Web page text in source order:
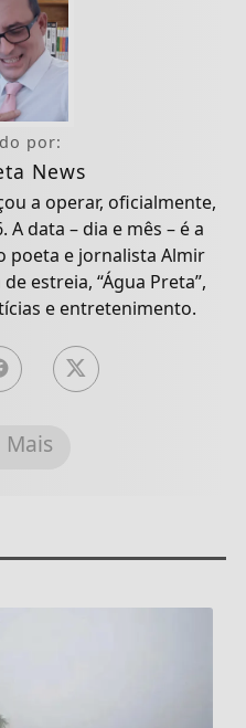
por:
News
a operar, oficialmente,
A data – dia e mês – é a
poeta e jornalista Almir
estreia, “Água Preta”,
e entretenimento.
Mais